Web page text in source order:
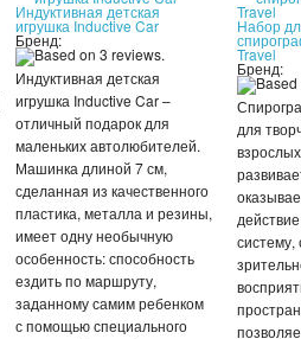
Индуктивная детская
игрушка Inductive Car
Бренд:
Индуктивная детская
игрушка Inductive Car –
отличный подарок для
маленьких автолюбителей.
Машинка длиной 7 см,
сделанная из качественного
пластика, металла и резины,
имеет одну необычную
особенность: способность
ездить по маршруту,
заданному самим ребенком
с помощью специального
Набор
Travel
Бренд:
для
систему,